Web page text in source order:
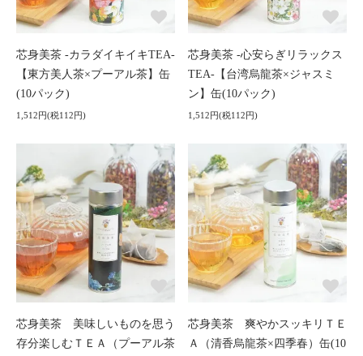
芯身美茶 -カラダイキイキTEA-
【東方美人茶×プーアル茶】缶
(10パック)
1,512円(税112円)
芯身美茶 -心安らぎリラックス
TEA-【台湾烏龍茶×ジャスミ
ン】缶(10パック)
1,512円(税112円)
芯身美茶 美味しいものを思う
存分楽しむＴＥＡ（プーアル茶
芯身美茶 爽やかスッキリＴＥ
Ａ（清香烏龍茶×四季春）缶(10